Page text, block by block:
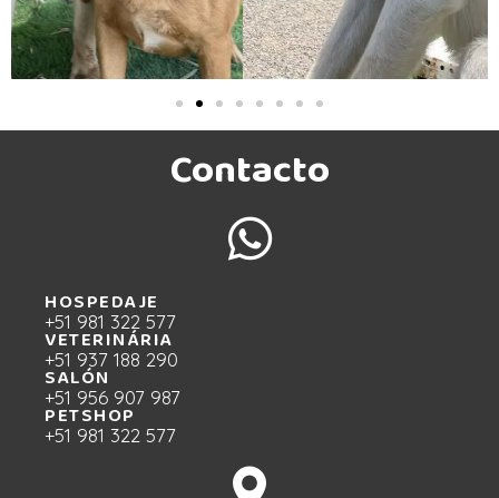
Contacto
HOSPEDAJE
+51 981 322 577
VETERINÁRIA
+51 937 188 290
SALÓN
+51 956 907 987
PETSHOP
+51 981 322 577